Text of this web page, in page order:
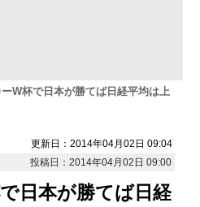
W杯で日本が勝てば日経平均は上
更新日：2014年04月02日 09:04
投稿日：2014年04月02日 09:00
日本が勝てば日経